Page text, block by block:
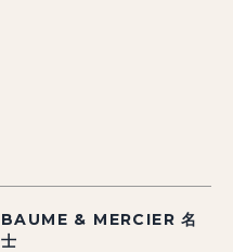
BAUME & MERCIER 名
士